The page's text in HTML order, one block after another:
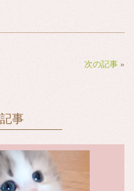
次の記事 »
事